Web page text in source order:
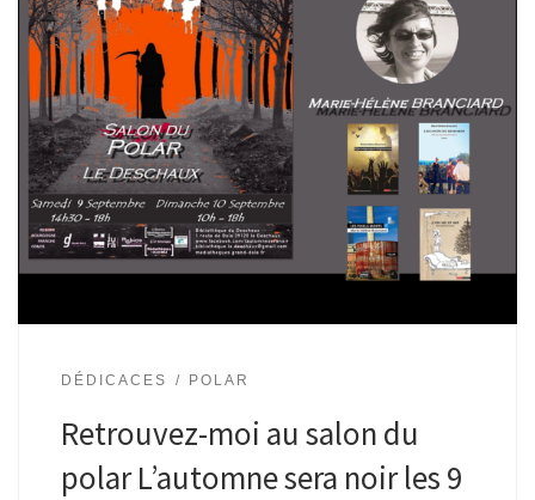
DÉDICACES POLAR
Retrouvez-moi au salon du
polar L’automne sera noir les 9